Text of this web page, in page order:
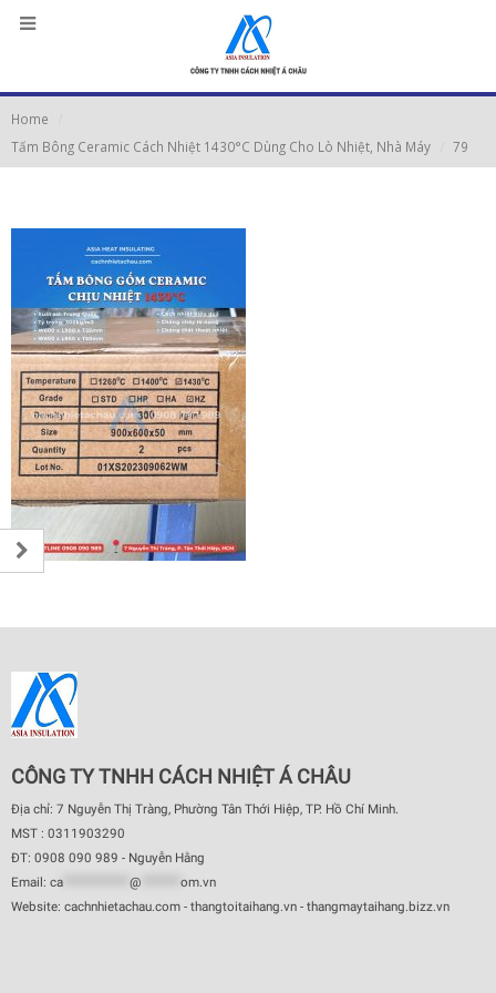
Home
Tấm Bông Ceramic Cách Nhiệt 1430°C Dùng Cho Lò Nhiệt, Nhà Máy
79
CÔNG TY TNHH CÁCH NHIỆT Á CHÂU
Địa chỉ: 7 Nguyễn Thị Tràng, Phường Tân Thới Hiệp, TP. Hồ Chí Minh.
MST : 0311903290
ĐT: 0908 090 989 - Nguyễn Hằng
Email: ca @
om.vn
Website: cachnhietachau.com - thangtoitaihang.vn - thangmaytaihang.bizz.vn